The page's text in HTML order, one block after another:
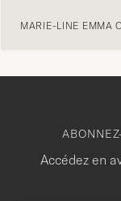
MARIE-LINE EMMA
Accédez en